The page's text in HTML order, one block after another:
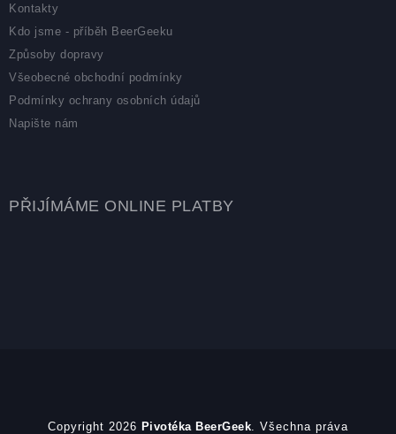
Kontakty
Kdo jsme - příběh BeerGeeku
Způsoby dopravy
Všeobecné obchodní podmínky
Podmínky ochrany osobních údajů
Napište nám
PŘIJÍMÁME ONLINE PLATBY
Copyright 2026 Pivotéka BeerGeek . Všechna práva